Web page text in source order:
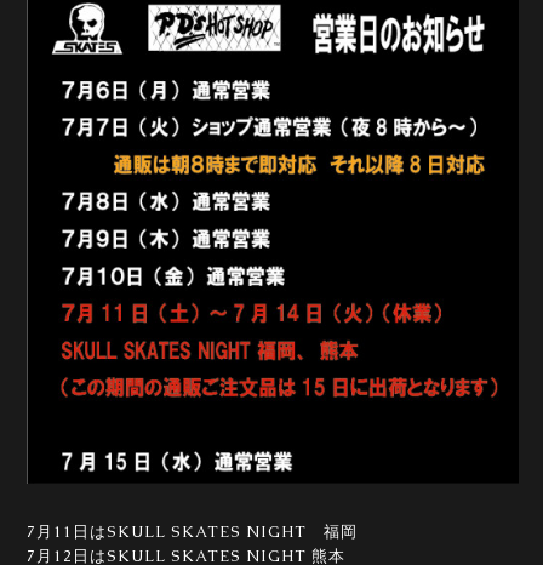
7月11日はSKULL SKATES NIGHT 福岡
7月12日はSKULL SKATES NIGHT 熊本